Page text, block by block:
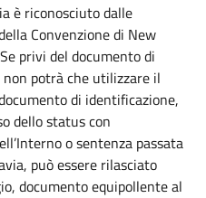
è riconosciuto dalle
Convenzione di New
privi del documento di
potrà che utilizzare il
di identificazione,
dello status con
o sentenza passata
può essere rilasciato
documento equipollente al